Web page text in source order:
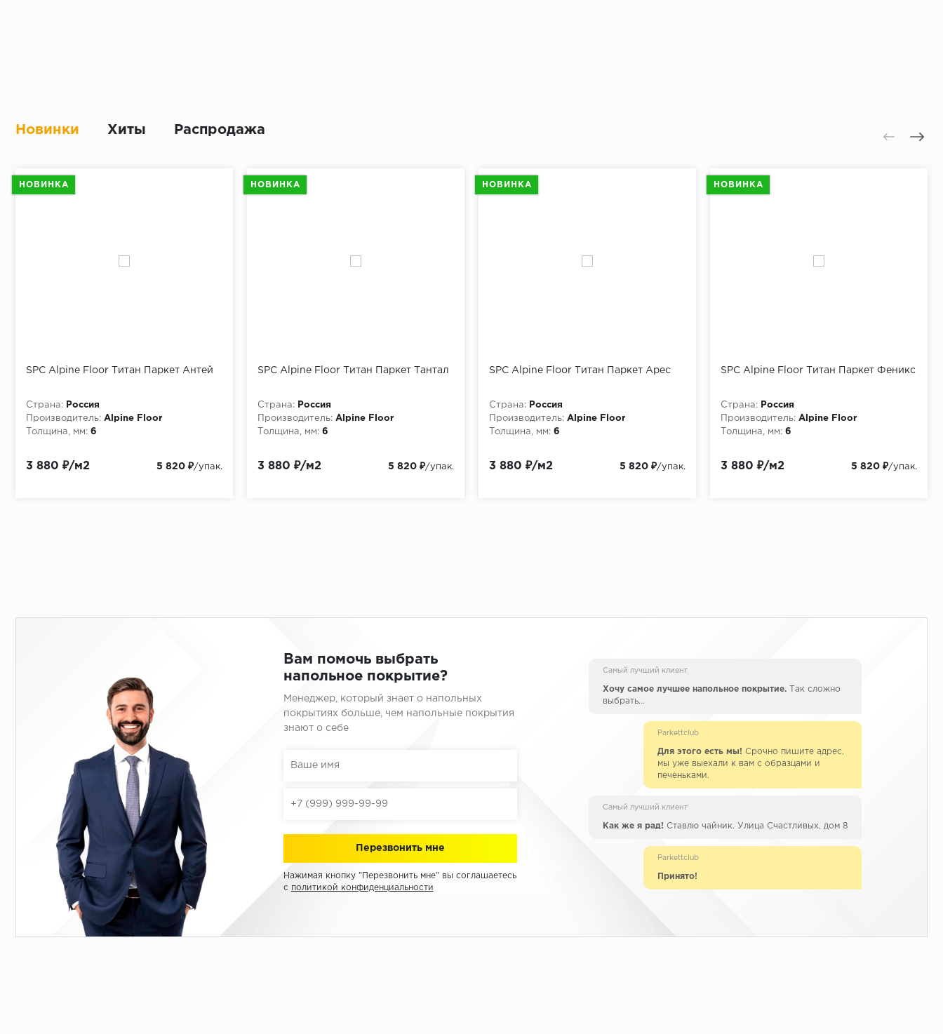
Новинки Хиты Распродажа
НОВИНКА
SPC Alpine Floor Титан Паркет Антей
Страна:
Россия
Производитель: Alpine Floor
Толщина, мм: 6
3 880 ₽/м2 5 820 ₽/упак.
НОВИНКА
SPC Alpine Floor Титан Паркет Тантал
Страна:
Россия
Производитель: Alpine Floor
Толщина, мм: 6
3 880 ₽/м2 5 820 ₽/упак.
НОВИНКА
SPC Alpine Floor Титан Паркет Арес
Страна:
Россия
Производитель: Alpine Floor
Толщина, мм: 6
3 880 ₽/м2 5 820 ₽/упак.
НОВИНКА
SPC Alpine Floor Титан Паркет Феникс
Страна:
Россия
Производитель: Alpine Floor
Толщина, мм: 6
3 880 ₽/м2 5 820 ₽/упак.
Вам помочь выбрать
напольное покрытие?
Менеджер, который знает о напольных
покрытиях больше, чем напольные покрытия
знают о себе
Нажимая кнопку "Перезвонить мне" вы соглашаетесь
с политикой конфиденциальности
Самый лучший клиент
Хочу самое лучшее напольное покрытие.Так сложно
выбрать…
Parkettclub
Для этого есть мы! Срочно пишите адрес,
мы уже выехали к вам с образцами и
печеньками.
Самый лучший клиент
Как же я рад! Ставлю чайник. Улица Счастливых, дом 8
Parkettclub
Принято!